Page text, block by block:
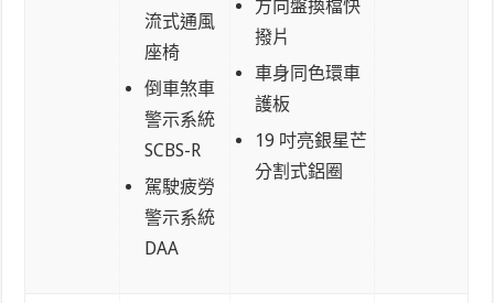
流式通風
座椅
倒車煞車
警示系統
SCBS-R
駕駛疲勞
警示系統
DAA
方向盤換檔快
撥片
車身同色環車
護板
19 吋亮銀星芒
分割式鋁圈